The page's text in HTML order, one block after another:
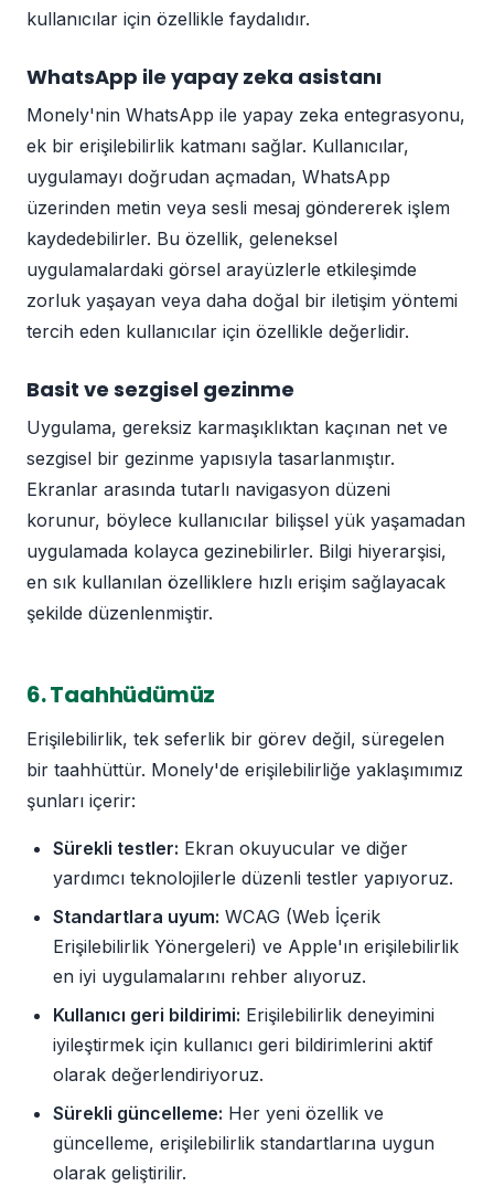
kullanıcılar için özellikle faydalıdır.
WhatsApp ile yapay zeka asistanı
Monely'nin WhatsApp ile yapay zeka entegrasyonu,
ek bir erişilebilirlik katmanı sağlar. Kullanıcılar,
uygulamayı doğrudan açmadan, WhatsApp
üzerinden metin veya sesli mesaj göndererek işlem
kaydedebilirler. Bu özellik, geleneksel
uygulamalardaki görsel arayüzlerle etkileşimde
zorluk yaşayan veya daha doğal bir iletişim yöntemi
tercih eden kullanıcılar için özellikle değerlidir.
Basit ve sezgisel gezinme
Uygulama, gereksiz karmaşıklıktan kaçınan net ve
sezgisel bir gezinme yapısıyla tasarlanmıştır.
Ekranlar arasında tutarlı navigasyon düzeni
korunur, böylece kullanıcılar bilişsel yük yaşamadan
uygulamada kolayca gezinebilirler. Bilgi hiyerarşisi,
en sık kullanılan özelliklere hızlı erişim sağlayacak
şekilde düzenlenmiştir.
6. Taahhüdümüz
Erişilebilirlik, tek seferlik bir görev değil, süregelen
bir taahhüttür. Monely'de erişilebilirliğe yaklaşımımız
şunları içerir:
Sürekli testler: Ekran okuyucular ve diğer
yardımcı teknolojilerle düzenli testler yapıyoruz.
Standartlara uyum: WCAG (Web İçerik
Erişilebilirlik Yönergeleri) ve Apple'ın erişilebilirlik
en iyi uygulamalarını rehber alıyoruz.
Kullanıcı geri bildirimi: Erişilebilirlik deneyimini
iyileştirmek için kullanıcı geri bildirimlerini aktif
olarak değerlendiriyoruz.
Sürekli güncelleme: Her yeni özellik ve
güncelleme, erişilebilirlik standartlarına uygun
olarak geliştirilir.